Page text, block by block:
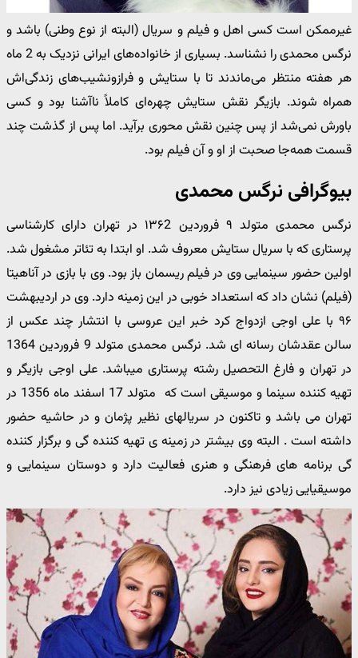
غیرممکن است کسی اهل و فیلم و سریال (البته از نوع وطنی) باشد و
نرگس محمدی را نشناسد. بسیاری از خانواده‌های ایرانی نزدیک به 2 ماه
هر هفته منتظر می‌ماندند تا با ستایش و فرازونشیب‌های زندگی‌اش
همراه شوند. بازیگر نقش ستایش چهره‌ای کاملاً ناآشنا بود و کسی
باورش نمی‌شد از پس چنین نقش محوری برآید. اما پس از گذشت چند
قسمت همه‌جا صحبت از او و آن فیلم بود.
بیوگرافی نرگس محمدی
نرگس محمدی متولد ۹ فروردین ۱۳۶2 در تهران دارای کارشناسی
پرستاری که با سریال ستایش معروف شد. او ابتدا به تئاتر مشغول شد.
اولین حضور سینمایی وی در فیلم ریسمان باز بود. وی با بازی در آناهیتا
(فیلم) نشان داد که استعداد خوبی در این زمینه دارد. وی در اردیبهشت
۹۶ با علی اوجی ازدواج کرد خبر این عروسی با انتشار چند عکس از
سالن عقدشان رسانه ای شد. نرگس محمدی متولد 9 فروردین 1364
در تهران و فارغ التحصیل رشته پرستاری میباشد. علی اوجی بازیگر و
تهیه کننده سینما و موسیقی است که متولد 17 اسفند ماه 1356 در
تهران می باشد و تاکنون در سریالهای نظیر پژمان و در حاشیه حضور
داشته است . البته وی بیشتر در زمینه ی تهیه کننده گی و برگزار کننده
گی برنامه های فرهنگی و هنری فعالیت دارد و دوستان سینمایی و
موسیقیایی زیادی نیز دارد.